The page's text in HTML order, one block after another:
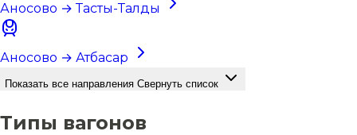
Аносово → Тасты-Талды
Аносово → Атбасар
Показать все направления Свернуть список
Типы вагонов